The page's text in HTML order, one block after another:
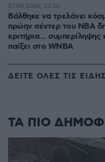
Βάλθηκε να τρελάνει
πρώην σέντερ του NBA
κριτήρια...
παίξει στο WNBA
07.08.2026, 23:30
ΔΕΙΤΕ ΟΛΕΣ ΤΙΣ
ΤΑ ΠΙΟ